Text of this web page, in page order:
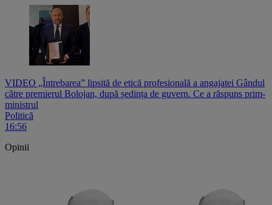
VIDEO „Întrebarea” lipsită de etică profesională a angajatei Gândul
către premierul Bolojan, după ședința de guvern. Ce a răspuns prim-
ministrul
Politică
16:56
Opinii